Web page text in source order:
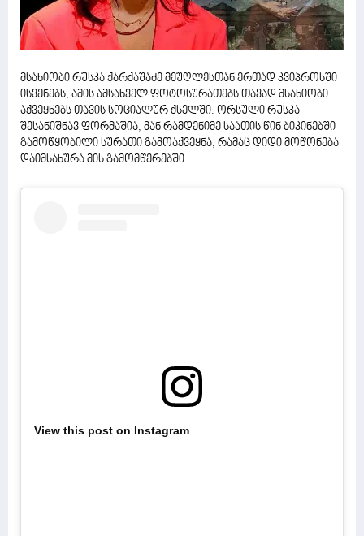
მსახიობი რუსკა ქარქაშაძე მეუღლესთან ერთად კვიპროსში
ისვენებს, ამის ამსახველ ფოტოსურათებს თავად მსახიობი
აქვეყნებს თავის სოციალურ ქსელში. ორსული რუსკა
შესანიშნავ ფორმაშია, მან რამდენიმე საათის წინ ბიკინებში
გამოწყობილი სურათი გამოაქვეყნა, რამაც დიდი მოწონება
დაიმსახურა მის გამომწერებში.
View this post on Instagram